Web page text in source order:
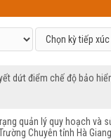
dứt điểm chế độ bảo
quản lý quy hoạch và
Chuyên tỉnh Hà